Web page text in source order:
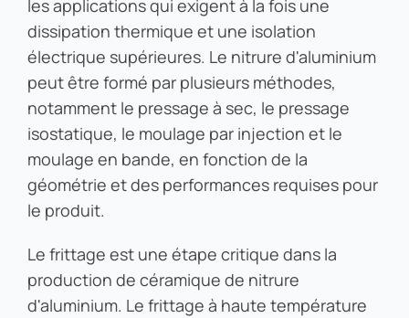
les applications qui exigent à la fois une
dissipation thermique et une isolation
électrique supérieures. Le nitrure d'aluminium
peut être formé par plusieurs méthodes,
notamment le pressage à sec, le pressage
isostatique, le moulage par injection et le
moulage en bande, en fonction de la
géométrie et des performances requises pour
le produit.
Le frittage est une étape critique dans la
production de céramique de nitrure
d'aluminium. Le frittage à haute température